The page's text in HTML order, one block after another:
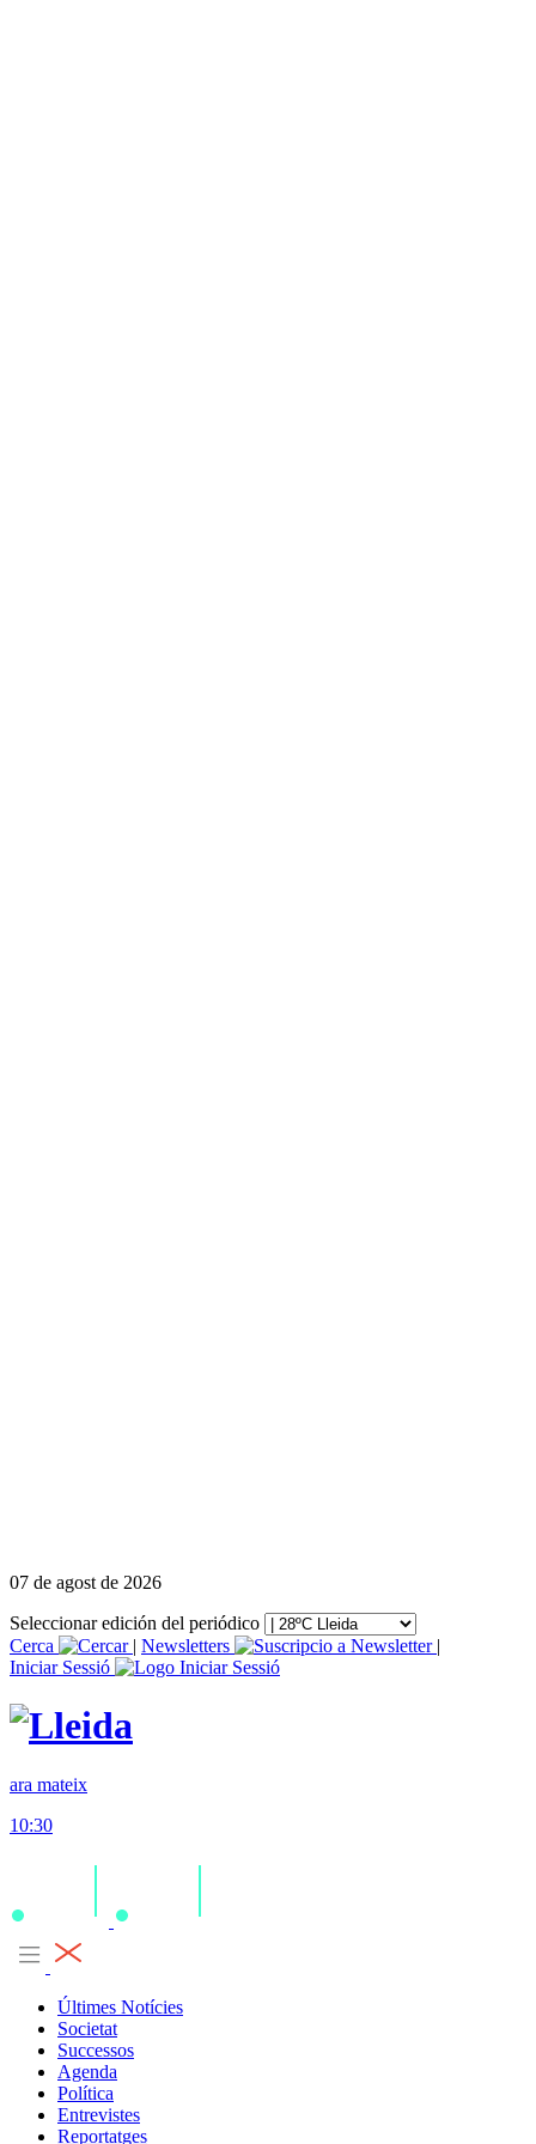
07 de agost de 2026
Seleccionar edición del periódico
Cerca
| Newsletters
|
Iniciar Sessió
ara mateix
10:30
Últimes Notícies
Societat
Successos
Agenda
Política
Entrevistes
Reportatges